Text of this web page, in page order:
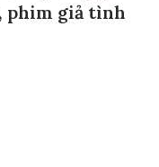
phim giả tình